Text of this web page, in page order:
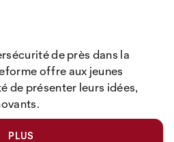
de près dans la
offre aux jeunes
de présenter leurs idées,
PLUS